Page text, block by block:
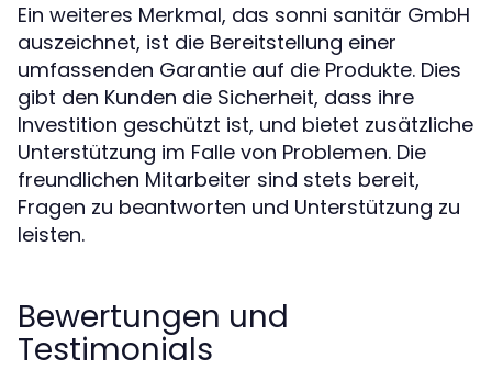
Ein weiteres Merkmal, das sonni sanitär GmbH
auszeichnet, ist die Bereitstellung einer
umfassenden Garantie auf die Produkte. Dies
gibt den Kunden die Sicherheit, dass ihre
Investition geschützt ist, und bietet zusätzliche
Unterstützung im Falle von Problemen. Die
freundlichen Mitarbeiter sind stets bereit,
Fragen zu beantworten und Unterstützung zu
leisten.
Bewertungen und
Testimonials